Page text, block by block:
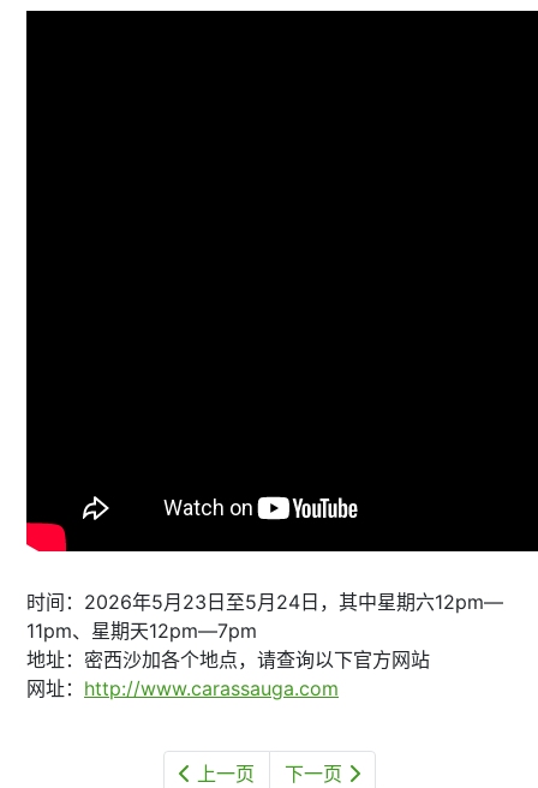
时间：2026年5月23日至5月24日，其中星期六12pm—
11pm、星期天12pm—7pm
地址：密西沙加各个地点，请查询以下官方网站
网址： http://www.carassauga.com
上一页 下一页